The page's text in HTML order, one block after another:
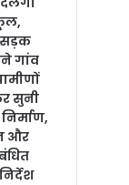
गांव
सुनी
और